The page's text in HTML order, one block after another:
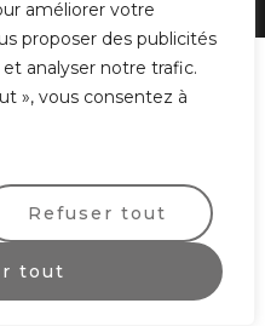
améliorer votre
proposer des publicités
analyser notre trafic.
», vous consentez à
Refuser tout
tout